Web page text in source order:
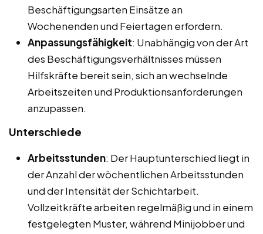
Beschäftigungsarten Einsätze an
Wochenenden und Feiertagen erfordern.
Anpassungsfähigkeit: Unabhängig von der Art
des Beschäftigungsverhältnisses müssen
Hilfskräfte bereit sein, sich an wechselnde
Arbeitszeiten und Produktionsanforderungen
anzupassen.
Unterschiede
Arbeitsstunden: Der Hauptunterschied liegt in
der Anzahl der wöchentlichen Arbeitsstunden
und der Intensität der Schichtarbeit.
Vollzeitkräfte arbeiten regelmäßig und in einem
festgelegten Muster, während Minijobber und